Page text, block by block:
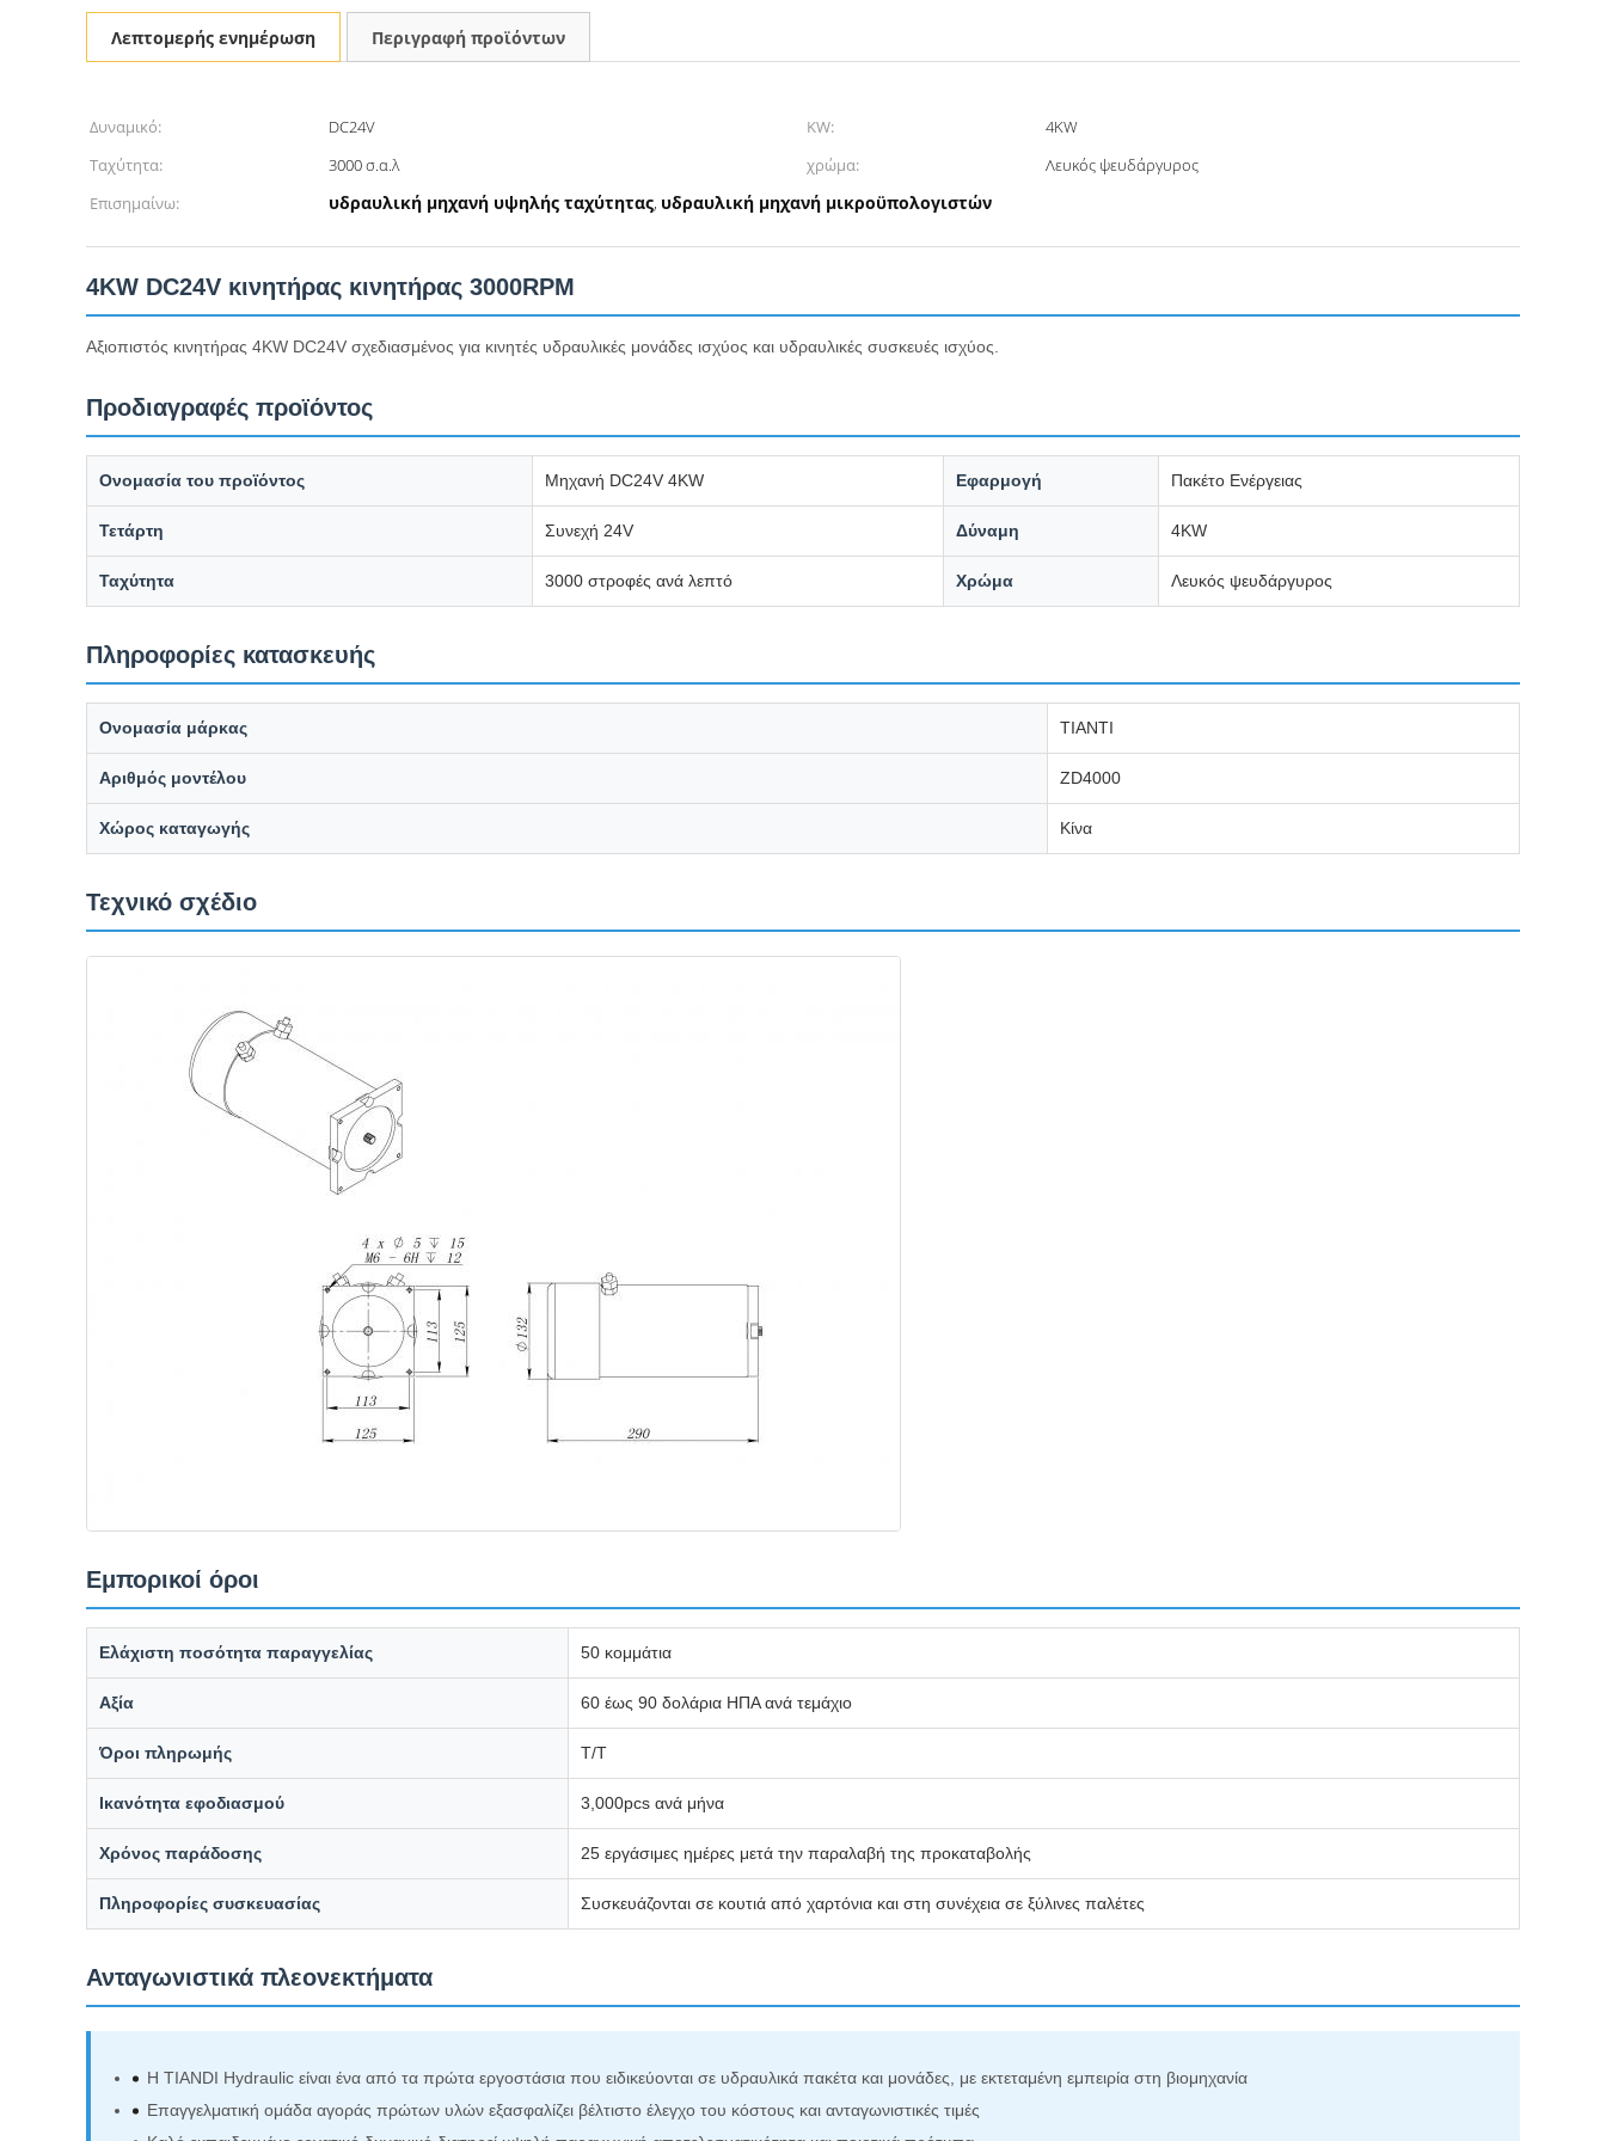
Λεπτομερής ενημέρωση Περιγραφή προϊόντων
Δυναμικό: DC24V KW:
4KW
Ταχύτητα:
3000 σ.α.λ χρώμα:
Λευκός ψευδάργυρος
Επισημαίνω:
υδραυλική μηχανή υψηλής ταχύτητας, υδραυλική μηχανή μικροϋπολογιστών
4KW DC24V κινητήρας κινητήρας 3000RPM
Αξιοπιστός κινητήρας 4KW DC24V σχεδιασμένος για κινητές υδραυλικές μονάδες ισχύος και υδραυλικές συσκευές ισχύος.
Προδιαγραφές προϊόντος
Ονομασία του προϊόντος Μηχανή DC24V 4KW Εφαρμογή Πακέτο Ενέργειας
Τετάρτη Συνεχή 24V Δύναμη 4KW
Ταχύτητα 3000 στροφές ανά λεπτό Χρώμα Λευκός ψευδάργυρος
Πληροφορίες κατασκευής
Ονομασία μάρκας ΤΙΑΝΤΙ
Αριθμός μοντέλου ZD4000
Χώρος καταγωγής Κίνα
Τεχνικό σχέδιο
Εμπορικοί όροι
Ελάχιστη ποσότητα παραγγελίας 50 κομμάτια
Αξία 60 έως 90 δολάρια ΗΠΑ ανά τεμάχιο
Όροι πληρωμής Τ/Τ
Ικανότητα εφοδιασμού 3,000pcs ανά μήνα
Χρόνος παράδοσης 25 εργάσιμες ημέρες μετά την παραλαβή της προκαταβολής
Πληροφορίες συσκευασίας Συσκευάζονται σε κουτιά από χαρτόνια και στη συνέχεια σε ξύλινες παλέτες
Ανταγωνιστικά πλεονεκτήματα
Η TIANDI Hydraulic είναι ένα από τα πρώτα εργοστάσια που ειδικεύονται σε υδραυλικά πακέτα και μονάδες, με εκτεταμένη εμπειρία στη βιομηχανία
Επαγγελματική ομάδα αγοράς πρώτων υλών εξασφαλίζει βέλτιστο έλεγχο του κόστους και ανταγωνιστικές τιμές